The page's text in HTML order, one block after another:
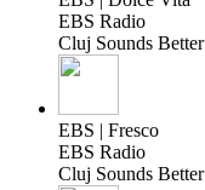
EBS Radio
Cluj Sounds Better
EBS | Fresco
EBS Radio
Cluj Sounds Better